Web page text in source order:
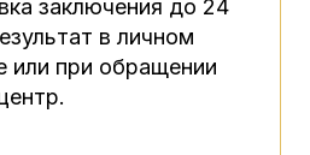
заключения до 24
в личном
или при обращении